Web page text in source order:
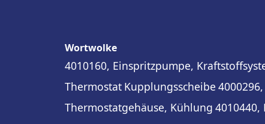
Wortwolke
4010160, Einspritzpumpe,
Thermostat Kupplungsscheibe
Thermostatgehäuse, Kühlung 4010440,